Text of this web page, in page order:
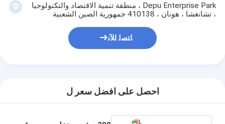
Depu Enterprise Park ، منطقة تنمية الاقتصاد والتكنولوجيا
، تشانغشا ، هونان ، 410138 جمهورية الصين الشعبية
ﺎﺘﺼﻟ ﺍﻶﻧ
احصل على افضل سعر ل